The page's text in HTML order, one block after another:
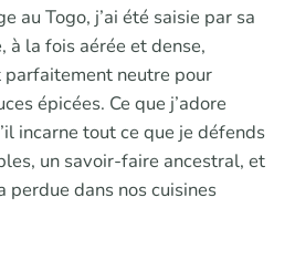
au Togo, j’ai été saisie par sa
la fois aérée et dense,
neutre pour
épicées. Ce que j’adore
incarne tout ce que je défends
un savoir-faire ancestral, et
perdue dans nos cuisines